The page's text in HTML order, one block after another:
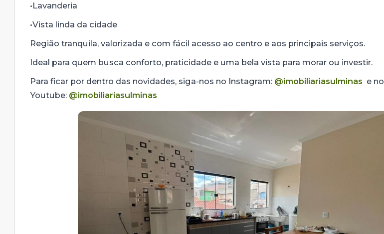
•Lavanderia
•Vista linda da cidade
Região tranquila, valorizada e com fácil acesso ao centro e aos principais serviços.
Ideal para quem busca conforto, praticidade e uma bela vista para morar ou investir.
Para ficar por dentro das novidades, siga-nos no Instagram: @imobiliariasulminas e no
Youtube: @imobiliariasulminas